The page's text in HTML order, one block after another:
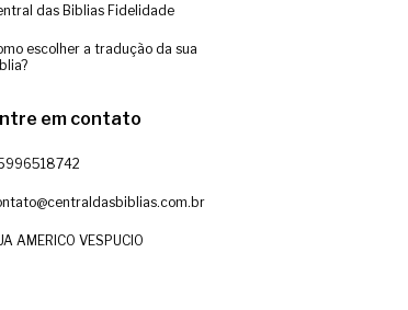
das Biblias Fidelidade
escolher a tradução da sua
em contato
AMERICO VESPUCIO